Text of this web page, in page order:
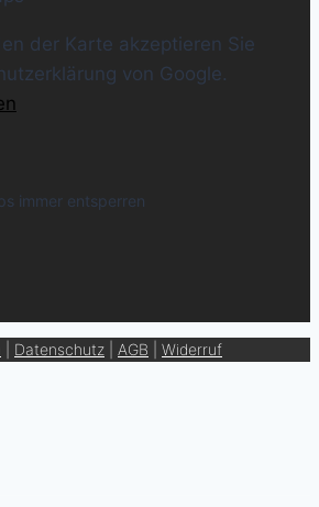
der Karte akzeptieren Sie
von Google.
immer entsperren
Datenschutz AGB Widerruf